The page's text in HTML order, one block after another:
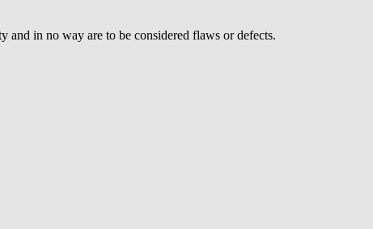
and in no way are to be considered flaws or defects.